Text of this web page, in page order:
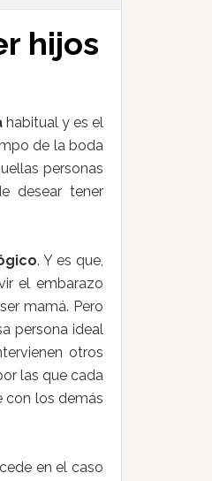
hijos
habitual y es el
de la boda
personas
desear tener
. Y es que,
el embarazo
mamá. Pero
persona ideal
otros
las que cada
con los demás
en el caso